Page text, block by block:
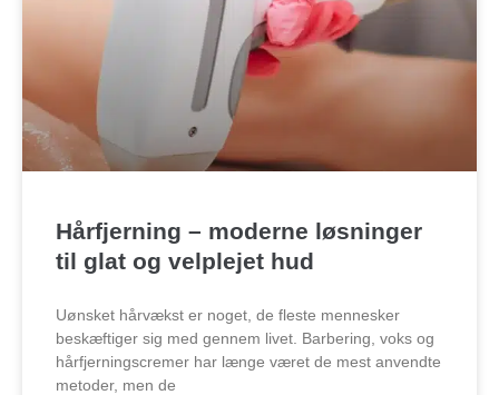
Hårfjerning – moderne løsninger
til glat og velplejet hud
Uønsket hårvækst er noget, de fleste mennesker
beskæftiger sig med gennem livet. Barbering, voks og
hårfjerningscremer har længe været de mest anvendte
metoder, men de